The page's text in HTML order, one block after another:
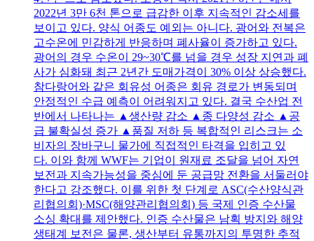
2022년 3만 6천 톤으로 급감한 이후 지속적인 감소세를
보이고 있다. 양식 어종도 예외는 아니다. 광어와 전복은
고수온에 민감하게 반응하며 폐사율이 증가하고 있다.
광어의 경우 수온이 29~30℃를 넘을 경우 성장 지연과 폐
사가 심화돼 최근 2년간 도매가격이 30% 이상 상승했다.
참다랑어와 같은 회유성 어종은 회유 경로가 변동되며
안정적인 수급 예측이 어려워지고 있다. 결국 수산업 전
반에서 나타나는 ▲생산량 감소 ▲종 다양성 감소 ▲공
급 불확실성 증가 ▲품질 저하 등 복합적인 리스크는 소
비자의 장바구니 물가에 직접적인 타격을 입히고 있
다. 이와 함께 WWF는 기업이 원재료 조달을 넘어 자연
보전과 지속가능성을 중심에 둔 공급망 전환을 서둘러야
한다고 강조했다. 이를 위한 첫 단계로 ASC(수산양식관
리협의회)·MSC(해양관리협의회) 등 국제 인증 수산물
소싱 확대를 제안했다. 인증 수산물은 남획 방지와 해양
생태계 보전은 물론, 생산부터 유통까지의 투명한 추적